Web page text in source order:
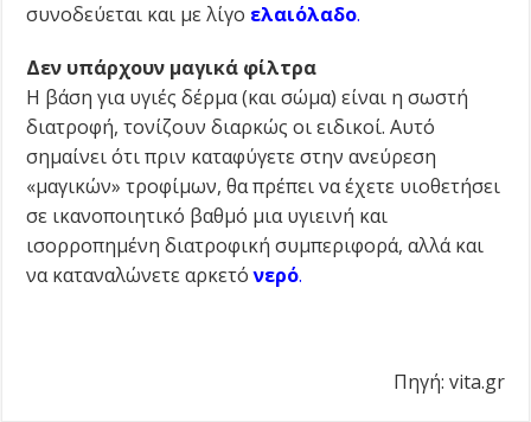
συνοδεύεται και με λίγο ελαιόλαδο.
Δεν υπάρχουν μαγικά φίλτρα
Η βάση για υγιές δέρμα (και σώμα) είναι η σωστή
διατροφή, τονίζουν διαρκώς οι ειδικοί. Αυτό
σημαίνει ότι πριν καταφύγετε στην ανεύρεση
«μαγικών» τροφίμων, θα πρέπει να έχετε υιοθετήσει
σε ικανοποιητικό βαθμό μια υγιεινή και
ισορροπημένη διατροφική συμπεριφορά, αλλά και
να καταναλώνετε αρκετόνερό.
Πηγή: vita.gr